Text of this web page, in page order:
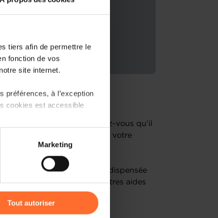
tiers afin de permettre le
fonction de vos
site internet.
préférences, à l’exception
cookies est accessible
sur les réseaux
être affectées en
Marketing
Tout autoriser
d’entreprise !
entrepreneur établi, savez-vous qu’il
votre disposition pour lancer votre
?
l’aide à l’investissement dispensée
donner un aperçu d’autres aides
organismes de contact